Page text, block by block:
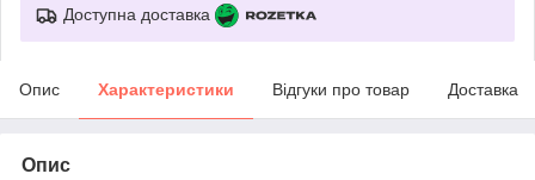
Доступна доставка
Опис Характеристики Відгуки про товар Доставка
Опис